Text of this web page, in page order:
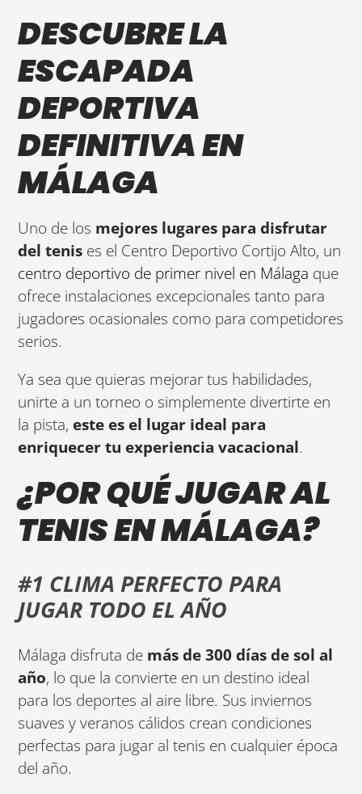
DESCUBRE LA
ESCAPADA
DEPORTIVA
DEFINITIVA EN
MÁLAGA
Uno de los mejores lugares para disfrutar
del tenis es el Centro Deportivo Cortijo Alto, un
centro deportivo de primer nivel en Málaga que
ofrece instalaciones excepcionales tanto para
jugadores ocasionales como para competidores
serios.
Ya sea que quieras mejorar tus habilidades,
unirte a un torneo o simplemente divertirte en
la pista, este es el lugar ideal para
enriquecer tu experiencia vacacional.
¿POR QUÉ JUGAR AL
TENIS EN MÁLAGA?
#1 CLIMA PERFECTO PARA
JUGAR TODO EL AÑO
Málaga disfruta de más de 300 días de sol al
año, lo que la convierte en un destino ideal
para los deportes al aire libre. Sus inviernos
suaves y veranos cálidos crean condiciones
perfectas para jugar al tenis en cualquier época
del año.